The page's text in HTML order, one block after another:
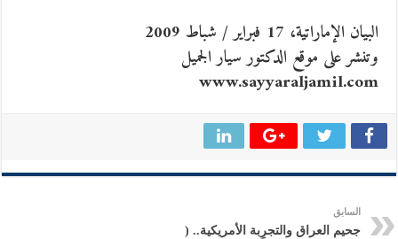
البيان الإماراتية، 17 فبراير / شباط 2009
وتنشر على موقع الدكتور سيار الجميل
www.sayyaraljamil.com
السابق
جحيم العراق والتجرِبة الأمريكية.. (